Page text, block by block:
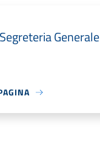
Generale